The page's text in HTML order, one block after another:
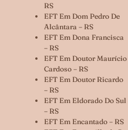
RS
EFT Em Dom Pedro De
Alcântara – RS
EFT Em Dona Francisca
– RS
EFT Em Doutor Maurício
Cardoso – RS
EFT Em Doutor Ricardo
– RS
EFT Em Eldorado Do Sul
– RS
EFT Em Encantado – RS